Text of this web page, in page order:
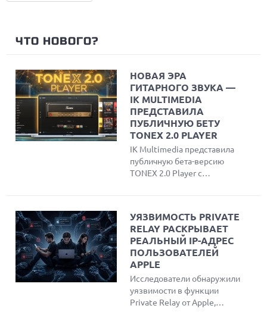
ЧТО НОВОГО?
НОВАЯ ЭРА
ГИТАРНОГО ЗВУКА —
IK MULTIMEDIA
ПРЕДСТАВИЛА
ПУБЛИЧНУЮ БЕТУ
TONEX 2.0 PLAYER
IK Multimedia представила
публичную бета-версию
TONEX 2.0 Player с
AI-моделями тонов для
гитары и бас-гитары.
УЯЗВИМОСТЬ PRIVATE
RELAY РАСКРЫВАЕТ
РЕАЛЬНЫЙ IP-АДРЕС
ПОЛЬЗОВАТЕЛЕЙ
APPLE
Исследователи обнаружили
уязвимости в функции
Private Relay от Apple,